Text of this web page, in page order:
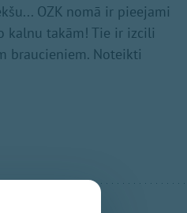
OZK nomā ir pieejami
kalnu takām! Tie ir izcili
braucieniem. Noteikti